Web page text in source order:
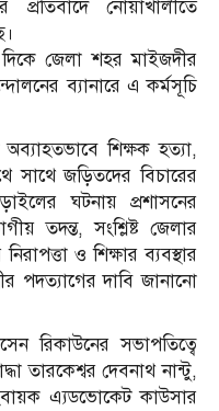
প্রতিবাদে নোয়াখালীতে
জেলা শহর মাইজদীর
ব্যানারে এ কর্মসূচি
শিক্ষক হত্যা,
সাথে জড়িতদের বিচারের
ঘটনায় প্রশাসনের
তদন্ত, সংশ্লিষ্ট জেলার
ও শিক্ষার ব্যবস্থার
পদত্যাগের দাবি জানানো
রিকাউনের সভাপতিত্বে
তারকেশ্বর দেবনাথ নান্টু,
এ্যডভোকেট কাউসার